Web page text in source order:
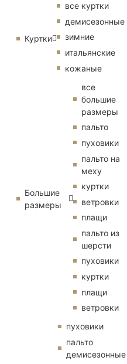
Куртки
все куртки
демисезонные
зимние
итальянские
кожаные
Большие
размеры
все
большие
размеры
пальто
пуховики
пальто на
меху
куртки
ветровки
плащи
пальто из
шерсти
пуховики
куртки
плащи
ветровки
пуховики
пальто
демисезонные